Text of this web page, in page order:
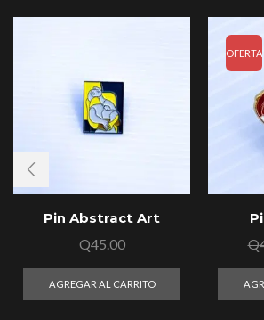
Pin Abstract Art
Q45.00
AGREGAR AL CARRITO
OFERTA
Q